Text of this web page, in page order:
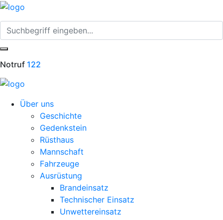
Notruf 122
Über uns
Geschichte
Gedenkstein
Rüsthaus
Mannschaft
Fahrzeuge
Ausrüstung
Brandeinsatz
Technischer Einsatz
Unwettereinsatz